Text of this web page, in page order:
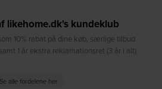
likehome.dk's kundeklub
10% rabat på dine køb, særlige tilbud
1 år ekstra reklamationsret (3 år i alt)
Se alle fordelene her